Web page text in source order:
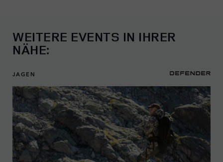
WEITERE EVENTS IN IHRER
NÄHE:
JAGEN